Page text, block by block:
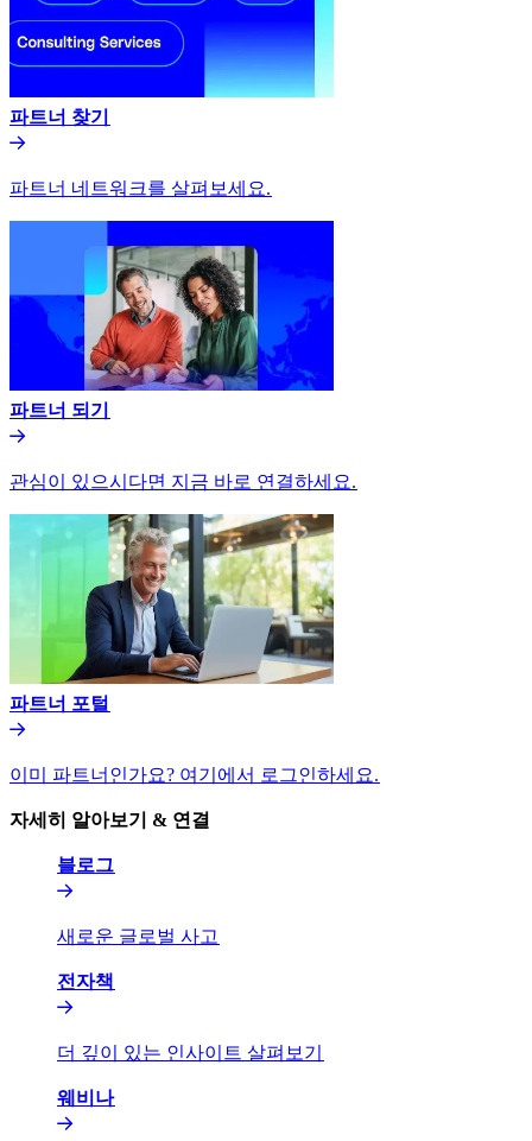
파트너 찾기​​
파트너 네트워크를 살펴보세요.​​
파트너 되기​​
관심이 있으시다면 지금 바로 연결하세요.​​
파트너 포털​​
이미 파트너인가요? 여기에서 로그인하세요.​​
자세히 알아보기 & 연결​​
블로그​​
새로운 글로벌 사고​​
전자책​​
더 깊이 있는 인사이트 살펴보기​​
웨비나​​